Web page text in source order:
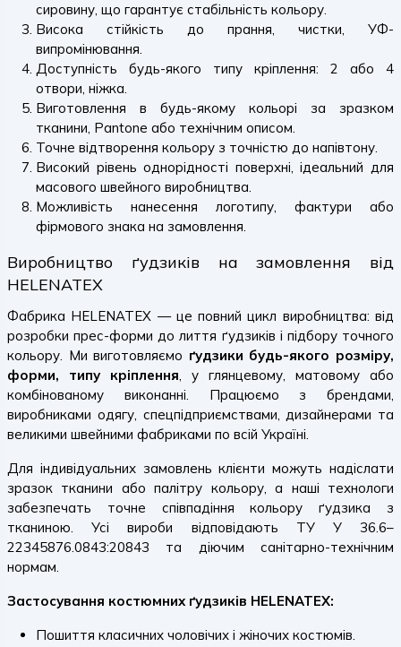
сировину, що гарантує стабільність кольору.
Висока стійкість до прання, чистки, УФ-
випромінювання.
Доступність будь-якого типу кріплення: 2 або 4
отвори, ніжка.
Виготовлення в будь-якому кольорі за зразком
тканини, Pantone або технічним описом.
Точне відтворення кольору з точністю до напівтону.
Високий рівень однорідності поверхні, ідеальний для
масового швейного виробництва.
Можливість нанесення логотипу, фактури або
фірмового знака на замовлення.
Виробництво ґудзиків на замовлення від
HELENATEX
Фабрика HELENATEX — це повний цикл виробництва: від
розробки прес-форми до лиття ґудзиків і підбору точного
кольору. Ми виготовляємо ґудзики будь-якого розміру,
форми, типу кріплення, у глянцевому, матовому або
комбінованому виконанні. Працюємо з брендами,
виробниками одягу, спецпідприємствами, дизайнерами та
великими швейними фабриками по всій Україні.
Для індивідуальних замовлень клієнти можуть надіслати
зразок тканини або палітру кольору, а наші технологи
забезпечать точне співпадіння кольору ґудзика з
тканиною. Усі вироби відповідають ТУ У 36.6–
22345876.0843:20843 та діючим санітарно-технічним
нормам.
Застосування костюмних ґудзиків HELENATEX:
Пошиття класичних чоловічих і жіночих костюмів.